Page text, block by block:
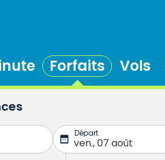
Forfaits Vols